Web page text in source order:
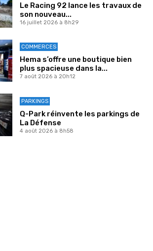
Le Racing 92 lance les travaux de
son nouveau...
16 juillet 2026 à 8h29
COMMERCES
Hema s’offre une boutique bien
plus spacieuse dans la...
7 août 2026 à 20h12
PARKINGS
Q-Park réinvente les parkings de
La Défense
4 août 2026 à 8h58